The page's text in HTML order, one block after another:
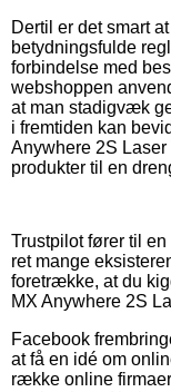
Dertil er det smart
betydningsfulde
forbindelse med
webshoppen
at man stadigvæk
i fremtiden kan
Anywhere 2S
produkter til en
Trustpilot fører til
ret mange
foretrække, at du
MX Anywhere 2S
Facebook
at få en idé om
række online